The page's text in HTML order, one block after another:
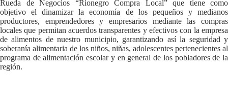
Rueda de Negocios “Rionegro Compra Local” que tiene como
objetivo el dinamizar la economía de los pequeños y medianos
productores, emprendedores y empresarios mediante las compras
locales que permitan acuerdos transparentes y efectivos con la empresa
de alimentos de nuestro municipio, garantizando así la seguridad y
soberanía alimentaria de los niños, niñas, adolescentes pertenecientes al
programa de alimentación escolar y en general de los pobladores de la
región.